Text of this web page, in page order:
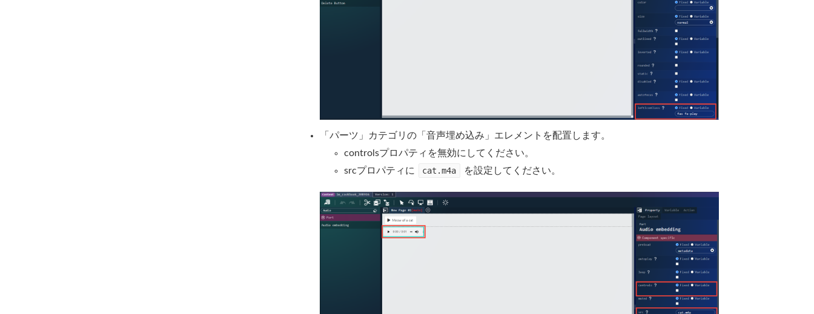
「パーツ」カテゴリの「音声埋め込み」エレメントを配置します。
controlsプロパティを無効にしてください。
srcプロパティに
cat.m4a を設定してください。